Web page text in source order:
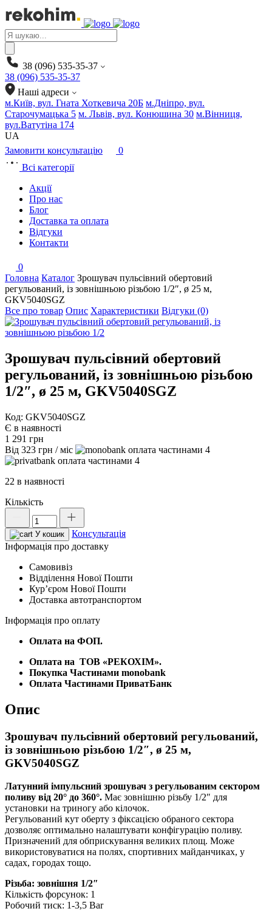
Products
search
38 (096) 535-35-37
38 (096) 535-35-37
Наші адреси
м.Київ, вул. Гната Хоткевича 20Б м.Дніпро, вул.
Старочумацька 5 м. Львів, вул. Конюшина 30 м.Вінниця,
вул.Ватутіна 174
UA
Замовити консультацію
0
Всі категорії
Акції
Про нас
Блог
Доставка та оплата
Відгуки
Контакти
0
Головна Каталог Зрошувач пульсівний обертовий
регульований, із зовнішньою різьбою 1/2″, ø 25 м,
GKV5040SGZ
Все про товар Опис Характеристики Відгуки (0)
Зрошувач пульсівний обертовий
регульований, із зовнішньою різьбою
1/2″, ø 25 м, GKV5040SGZ
Код: GKV5040SGZ
Є в наявності
1 291 грн
Від 323 грн / міс
4
4
22 в наявності
Кількість
Зрошувач
пульсівний
обертовий
регульований,
зовнішньою
різьбою
1/2",
ø
м,
кількість
У кошик
Консультація
Інформація про доставку
Самовивіз
Відділення Нової Пошти
Курʼєром Нової Пошти
Доставка автотранспортом
Інформація про оплату
Оплата на ФОП.
Оплата на ТОВ «РЕКОХІМ».
Покупка Частинами monobank
Оплата Частинами ПриватБанк
Опис
Зрошувач пульсівний обертовий регульований,
із зовнішньою різьбою 1/2″, ø 25 м,
GKV5040SGZ
Латунний імпульсний зрошувач з регульованим сектором
поливу від 20° до 360°. Має зовнішню різьбу 1/2″ для
установки на триногу або кілочок.
Регульований кут оберту з фіксацією обраного сектора
дозволяє оптимально налаштувати конфігурацію поливу.
Призначений для обприскування великих площ. Може
використовуватися на полях, спортивних майданчиках, у
садах, городах тощо.
Різьба: зовнішня 1/2″
Кількість форсунок: 1
Робочий тиск: 1-3,5 Bar